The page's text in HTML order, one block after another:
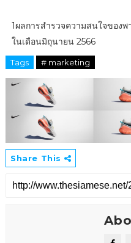
1ผลการสำรวจความสนใจของ
ในเดือนมิถุนายน 2566
Tags # marketing
Share This